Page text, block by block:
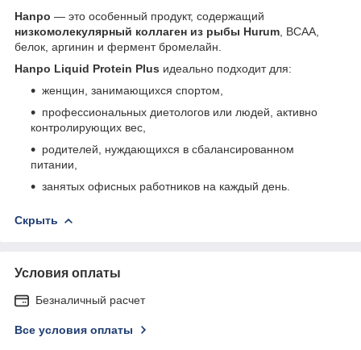
Hanpo — это особенный продукт, содержащий
низкомолекулярный коллаген из рыбы Hurum , BCAA,
белок, аргинин и фермент бромелайн.
Hanpo Liquid Protein Plus идеально подходит для:
женщин, занимающихся спортом,
профессиональных диетологов или людей, активно
контролирующих вес,
родителей, нуждающихся в сбалансированном
питании,
занятых офисных работников на каждый день.
Скрыть
Условия оплаты
Безналичный расчет
Все условия оплаты